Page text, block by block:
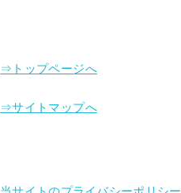
⇒トップページへ
⇒サイトマップへ